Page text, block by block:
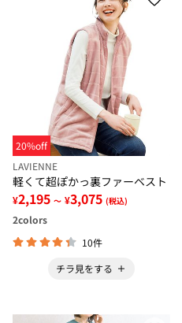
20%off
LAVIENNE
軽くて超ぽかっ裏ファーベスト
¥2,195 ～ ¥3,075 (税込)
2colors
10件
チラ見をする